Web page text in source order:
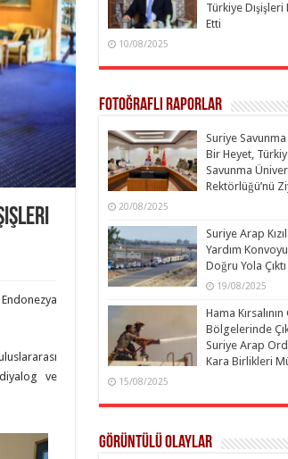
ve
Türkiye Dışişleri
Etti
10/08/2025
Fotoğraflı Raporlar
Suriye Savunma
Bir Heyet,
Savunma
Rektörlüğü’nü
20/08/2025
Suriye Arap
Yardım
Doğru Yola Çıktı
19/08/2025
Hama Kırsalının
Bölgelerinde
Suriye Arap
Kara Birlikleri
15/08/2025
Görüntülü Olaylar